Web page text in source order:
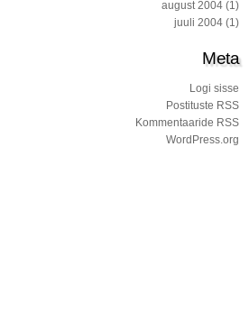
august 2004 (1)
juuli 2004 (1)
Meta
Logi sisse
Postituste RSS
Kommentaaride RSS
WordPress.org